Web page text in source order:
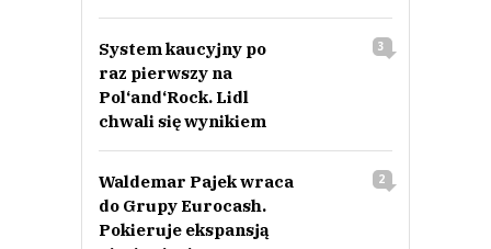
System kaucyjny po
raz pierwszy na
Pol‘and‘Rock. Lidl
chwali się wynikiem
3
Waldemar Pajek wraca
do Grupy Eurocash.
Pokieruje ekspansją
2